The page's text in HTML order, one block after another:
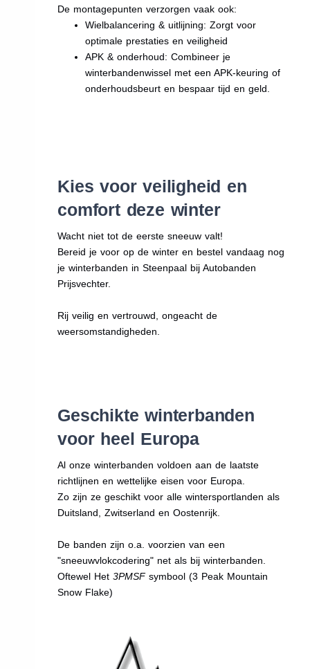
De montagepunten verzorgen vaak ook:
Wielbalancering & uitlijning: Zorgt voor
optimale prestaties en veiligheid
APK & onderhoud: Combineer je
winterbandenwissel met een APK-keuring of
onderhoudsbeurt en bespaar tijd en geld.
Kies voor veiligheid en
comfort deze winter
Wacht niet tot de eerste sneeuw valt!
Bereid je voor op de winter en bestel vandaag nog
je winterbanden in Steenpaal bij Autobanden
Prijsvechter.
Rij veilig en vertrouwd, ongeacht de
weersomstandigheden.
Geschikte winterbanden
voor heel Europa
Al onze winterbanden voldoen aan de laatste
richtlijnen en wettelijke eisen voor Europa.
Zo zijn ze geschikt voor alle wintersportlanden als
Duitsland, Zwitserland en Oostenrijk.
De banden zijn o.a. voorzien van een
"sneeuwvlokcodering" net als bij winterbanden.
Oftewel Het3PMSFsymbool (3 Peak Mountain
Snow Flake)